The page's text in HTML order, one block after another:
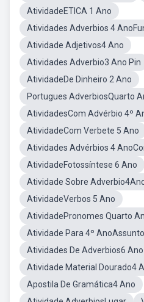
AtividadeETICA 1 Ano
Atividades Adverbios 4
Atividade Adjetivos4 Ano
Atividades Adverbio3 Ano Pin
AtividadeDe Dinheiro 2 Ano
Portugues AdverbiosQuarto
AtividadesCom Advérbio 4º
AtividadeCom Verbete 5 Ano
Atividades Advérbios 4
AtividadeFotossíntese 6 Ano
Atividade Sobre
AtividadeVerbos 5 Ano
AtividadePronomes Quarto
Atividade Para 4º
Atividades De Adverbios6
Atividade Material Dourado4
Apostila De Gramática4 Ano